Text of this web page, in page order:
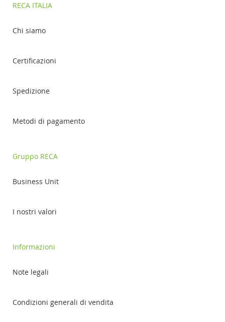
RECA ITALIA
Chi siamo
Certificazioni
Spedizione
Metodi di pagamento
Gruppo RECA
Business Unit
I nostri valori
Informazioni
Note legali
Condizioni generali di vendita